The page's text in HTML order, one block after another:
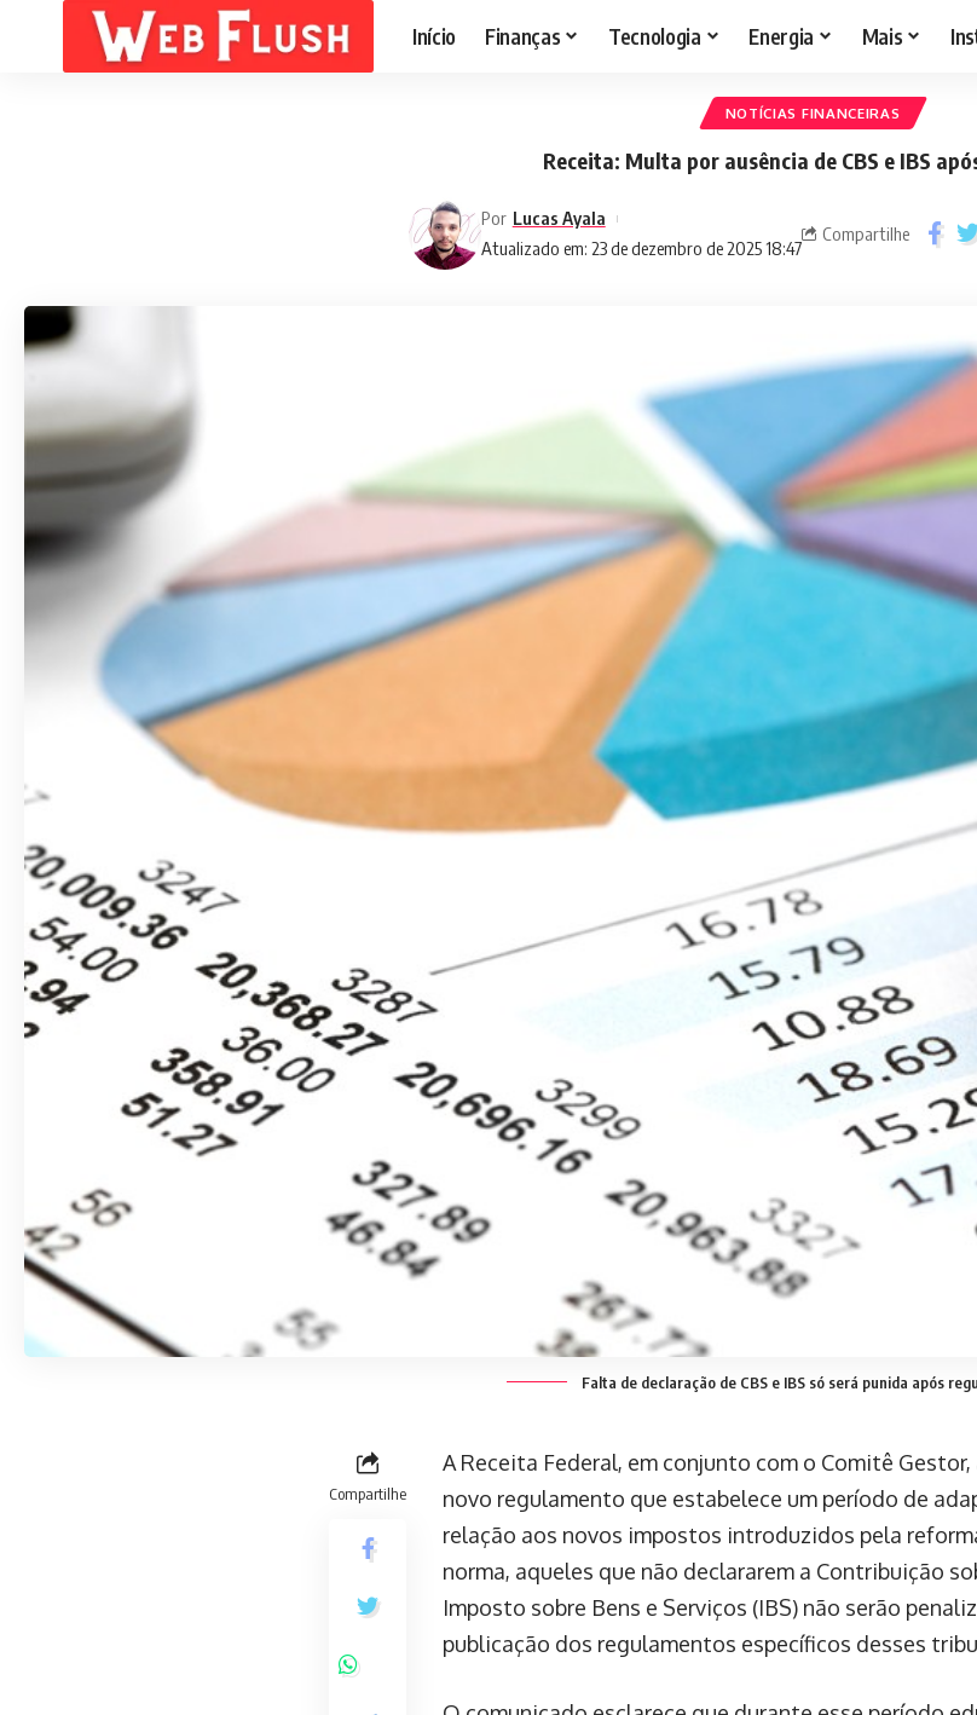
Início Finanças Tecnologia Energia Mais
NOTÍCIAS FINANCEIRAS
Receita: Multa por ausência de CBS e IBS
Atualizado em: 23 de dezembro de 2025 18:47
Por Lucas Ayala
Compartilhe
Falta de declaração de CBS e IBS só será punida após
Compartilhe
A Receita Federal, em conjunto com o Comitê
novo regulamento que estabelece um período de
relação aos novos impostos introduzidos pela
norma, aqueles que não declararem a Contribuição
Imposto sobre Bens e Serviços (IBS) não serão
publicação dos regulamentos específicos desses